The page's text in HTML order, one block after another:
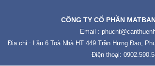
CÔNG TY CỔ PHẦN
Email :
Địa chỉ : Lầu 6 Toà Nhà HT 449 Trần Hưng Đạo,
Điện thoại: